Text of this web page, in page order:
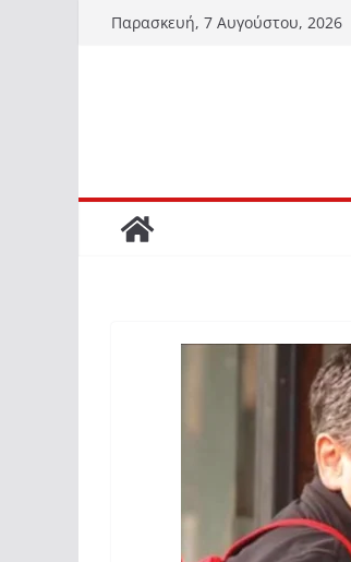
Μετάβαση
Παρασκευή, 7 Αυγούστου, 2026